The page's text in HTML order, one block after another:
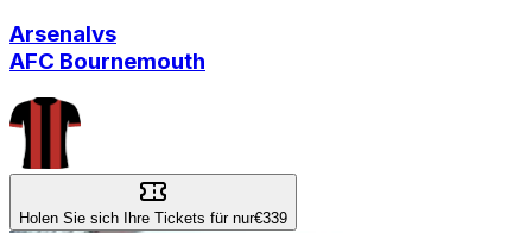
Arsenalvs
AFC Bournemouth
Holen Sie sich Ihre Tickets für nur€339